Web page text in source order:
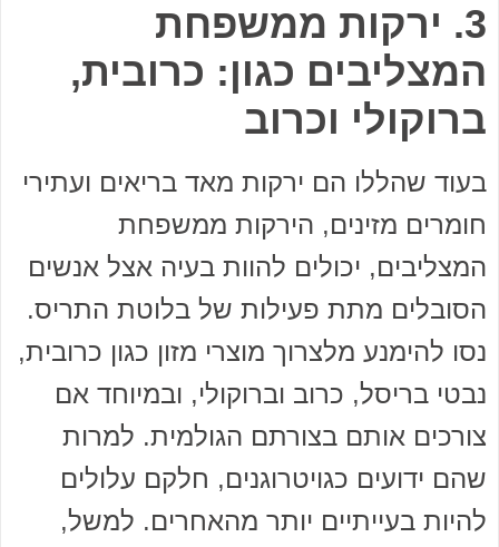
3. ירקות ממשפחת
המצליבים כגון: כרובית,
ברוקולי וכרוב
בעוד שהללו הם ירקות מאד בריאים ועתירי
חומרים מזינים, הירקות ממשפחת
המצליבים, יכולים להוות בעיה אצל אנשים
הסובלים מתת פעילות של בלוטת התריס.
נסו להימנע מלצרוך מוצרי מזון כגון כרובית,
נבטי בריסל, כרוב וברוקולי, ובמיוחד אם
צורכים אותם בצורתם הגולמית. למרות
שהם ידועים כגויטרוגנים, חלקם עלולים
להיות בעייתיים יותר מהאחרים. למשל,